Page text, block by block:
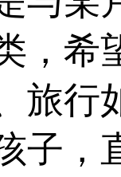
，希
旅行
子，